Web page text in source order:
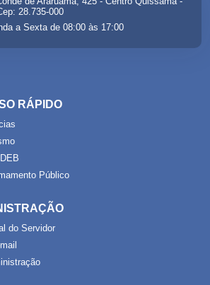
28.735-000
a Sexta de 08:00 às 17:00
RÁPIDO
Público
do Servidor